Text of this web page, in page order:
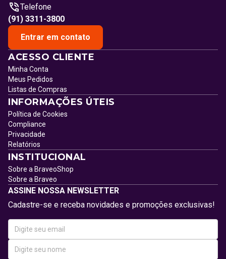
Telefone
(91) 3311-3800
Entrar em contato
ACESSO CLIENTE
Minha Conta
Meus Pedidos
Listas de Compras
INFORMAÇÕES ÚTEIS
Política de Cookies
Compliance
Privacidade
Relatórios
INSTITUCIONAL
Sobre a BraveoShop
Sobre a Braveo
ASSINE NOSSA NEWSLETTER
Cadastre-se e receba novidades e promoções exclusivas!